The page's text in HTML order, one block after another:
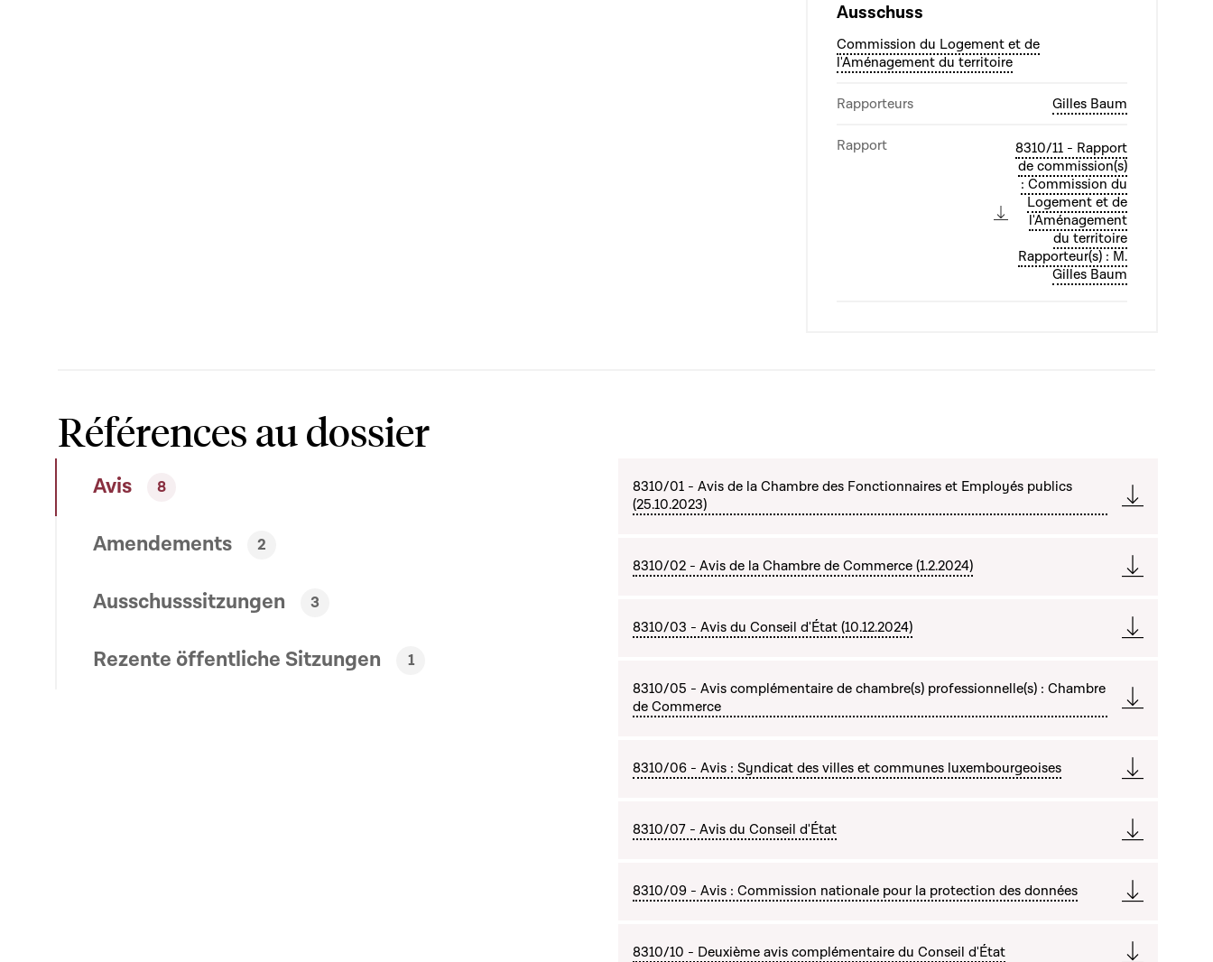
Ausschuss
Commission du Logement et de
l'Aménagement du territoire
Rapporteurs Gilles Baum
Rapport
8310/11 - Rapport
de commission(s)
: Commission du
Logement et de
l'Aménagement
du territoire
Rapporteur(s) : M.
Gilles Baum
Références au dossier
Avis 8
Amendements 2
Ausschusssitzungen 3
Rezente öffentliche Sitzungen 1
8310/01 - Avis de la Chambre des Fonctionnaires et Employés publics
(25.10.2023)
8310/02 - Avis de la Chambre de Commerce (1.2.2024)
8310/03 - Avis du Conseil d'État (10.12.2024)
8310/05 - Avis complémentaire de chambre(s) professionnelle(s) : Chambre
de Commerce
8310/06 - Avis : Syndicat des villes et communes luxembourgeoises
8310/07 - Avis du Conseil d'État
8310/09 - Avis : Commission nationale pour la protection des données
8310/10 - Deuxième avis complémentaire du Conseil d'État